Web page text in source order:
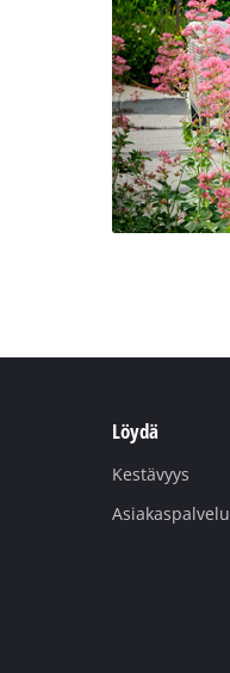
Löydä
Kestävyys
Asiakaspalvelu